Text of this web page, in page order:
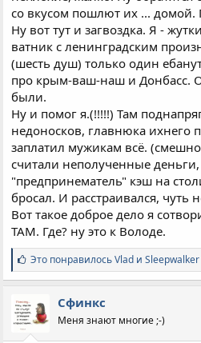
со вкусом пошлют их ... домой.
Ну вот тут и загвоздка. Я -
ватник с ленинградским
(шесть душ) только один
про крым-ваш-наш и Донбасс.
были.
Ну и помог я.(!!!!!) Там
недоносков, главнюка ихнего
заплатил мужикам всё.
считали неполученные деньги,
"предпринематель" кэш на
бросал. И расстраивался, чуть
Вот такое доброе дело я
ТАМ. Где? ну это к Володе.
С
и
м
а
т
и
Это понравилосьVlad иSleepwalker
Сфинкс
Меня знают многие ;-)